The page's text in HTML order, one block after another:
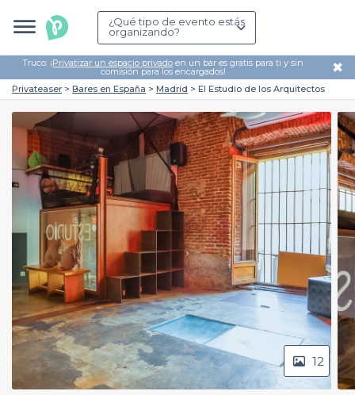
¿Qué tipo de evento estás
organizando?
Truco: ¡Privatizar un espacio privado en un bar es gratis para ti y sin
comisión para los encargados! ✖
Privateaser Bares en España Madrid El Estudio de los Arquitectos
12